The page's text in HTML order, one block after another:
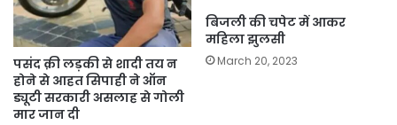
पसंद क़ी लड़की से शादी तय न
होने से आहत सिपाही ने ऑन
ड्यूटी सरकारी असलाह से गोली
मार जान दी
बिजली की चपेट में आकर
महिला झुलसी
March 20, 2023